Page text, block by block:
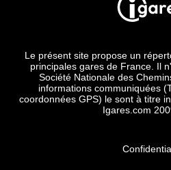
Le présent site propose un
principales gares de France. Il
Société Nationale des
informations communiquées
coordonnées GPS) le sont à titre
Igares.com